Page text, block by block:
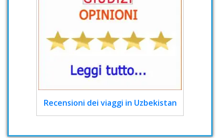
Recensioni dei viaggi in Uzbekistan